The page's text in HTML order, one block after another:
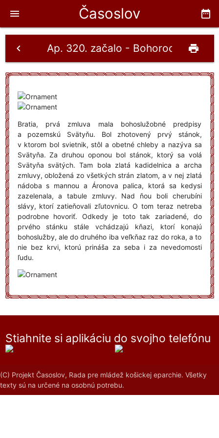
Časoslov date_range
menu
Ap. 320. začalo - Bohorodičke 6.10.
chevron_left print
Bratia, prvá zmluva mala bohoslužobné predpisy
a pozemskú Svätyňu. Bol zhotovený prvý stánok,
v ktorom bol svietnik, stôl a obetné chleby a nazýva sa
Svätyňa. Za druhou oponou bol stánok, ktorý sa volá
Svätyňa svätých. Tam bola zlatá kadidelnica a archa
zmluvy, obložená zo všetkých strán zlatom, a v nej zlatá
nádoba s mannou a Áronova palica, ktorá sa kedysi
zazelenala, a tabule zmluvy. Nad ňou boli cherubíni
slávy, ktorí zatieňovali zľutovnicu. O tom teraz netreba
podrobne hovoriť. Odkedy je toto tak zariadené, do
prvého stánku stále vchádzajú kňazi, ktorí konajú
bohoslužby, ale do druhého iba veľkňaz raz do roka, a to
nie bez krvi, ktorú prináša za seba i za nevedomosti
ľudu.
Stiahnite si aplikáciu do svojho telefónu
(C) Projekt Časoslov, Rada pre mládež košickej eparchie. Všetky
texty sú na určené na osobnú potrebu.